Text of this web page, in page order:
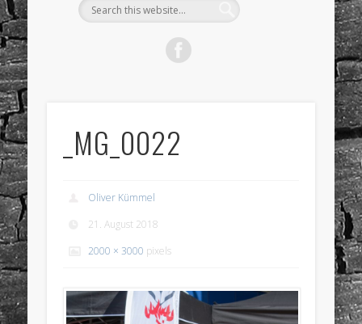
_MG_0022
Oliver Kümmel
21. August 2018
2000 × 3000 pixels